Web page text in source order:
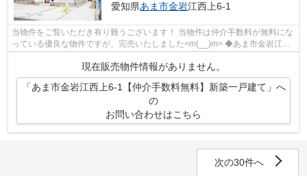
愛知県あま市金岩江西上6-1
当物件をご覧いただき有り難うございます！ 当物件は仲介手数料が無料にな
っている優良な物件ですが、完売いたしました<m(__)m> ◆あま市金岩江西
上でのマイホーム購入で費用...
現在販売物件情報がありません。
「あま市金岩江西上6-1【仲介手数料無料】新築一戸建て」へ
の
お問い合わせはこちら
次の30件へ